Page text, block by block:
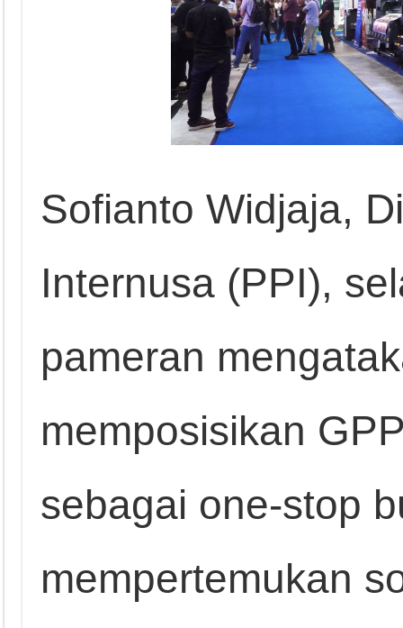
Sofianto Widjaja,
Internusa (PPI),
pameran
memposisikan
sebagai one‑stop
mempertemukan